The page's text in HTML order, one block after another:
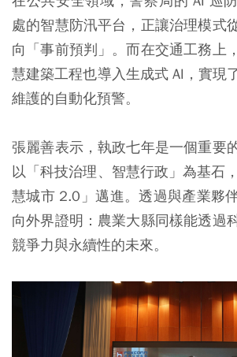
處的智慧防汛平台，正讓治理模式
向「事前預判」。而在交通工務上
慧建築工程也導入生成式 AI，實現
維護的自動化預警。
張麗善表示，執政七年是一個重要
以「科技治理、智慧行政」為基石
慧城市 2.0」邁進。透過與產業夥
向外界證明：農業大縣同樣能透過
競爭力與永續性的未來。